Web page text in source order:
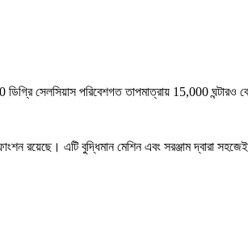
সেলসিয়াস পরিবেশগত তাপমাত্রায় 15,000 ঘন্টারও
রয়েছে। এটি বুদ্ধিমান মেশিন এবং সরঞ্জাম দ্বারা সহজেই